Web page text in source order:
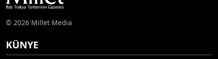
© 2026 Millet Media
KÜNYE